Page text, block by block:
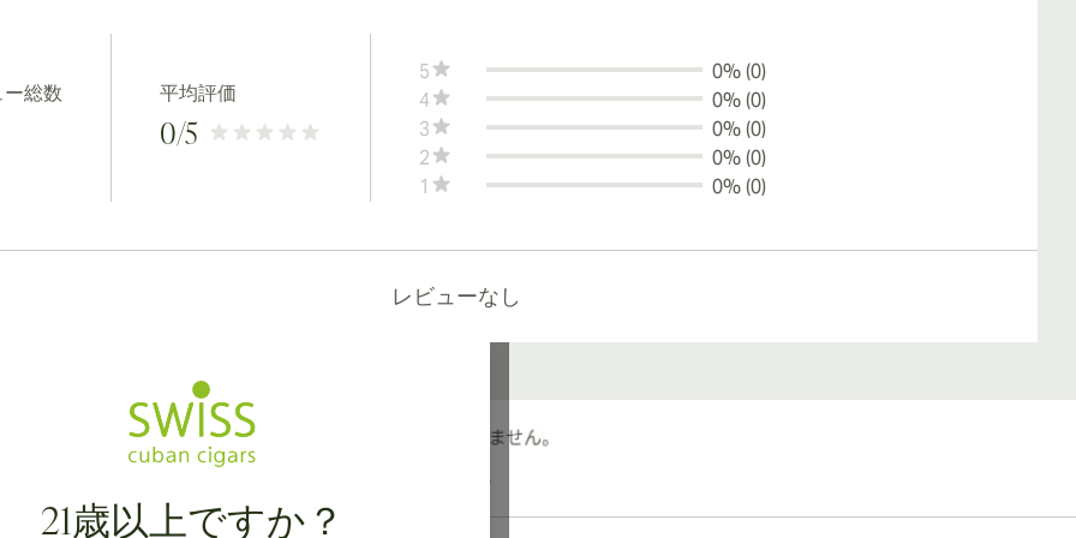
総数 平均評価
0/5
5
0% (0)
4
0% (0)
3
0% (0)
2
0% (0)
1
0% (0)
レビューなし
21歳以上ですか？
カナダ、英国、オーストラリアへの国際配送が可能です。